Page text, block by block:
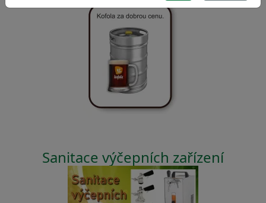
Sanitace výčepních zařízení